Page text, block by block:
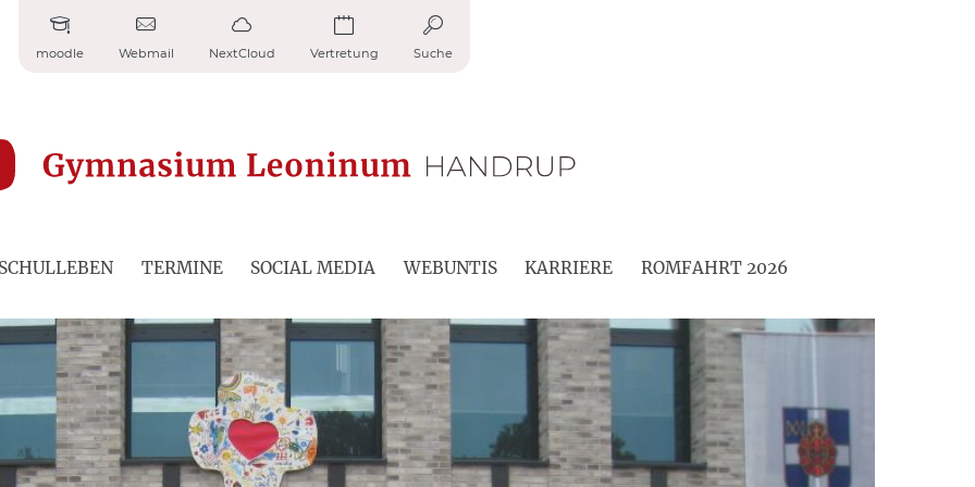
moodle Webmail NextCloud Vertretung Suche
SCHULLEBEN TERMINE SOCIAL MEDIA WEBUNTIS KARRIERE ROMFAHRT 2026